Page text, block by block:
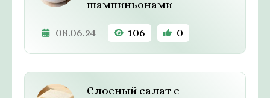
шампиньонами
08.06.24 106 0
Слоеный салат с